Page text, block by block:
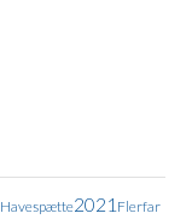
Havespætte2021 Flerfar